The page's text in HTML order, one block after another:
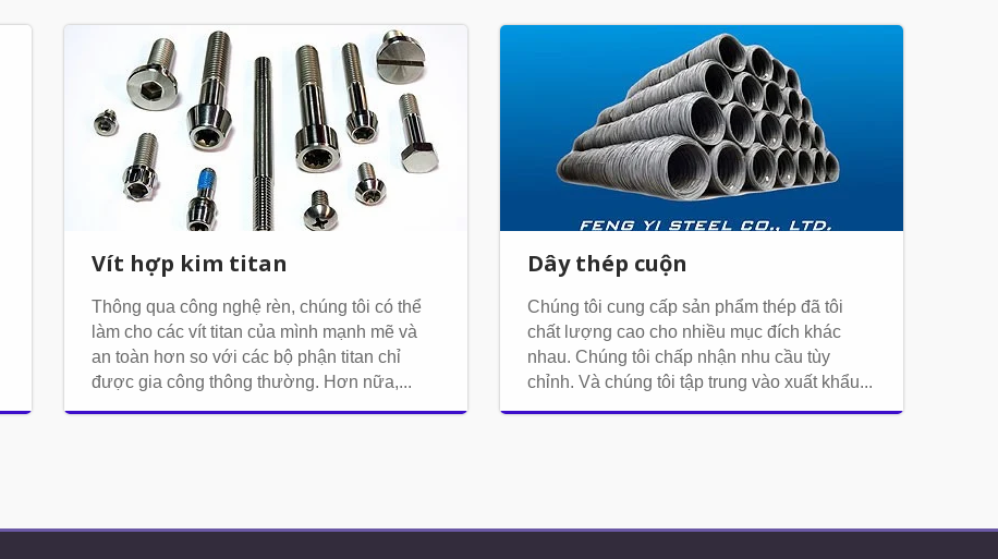
Vít hợp kim titan
Thông qua công nghệ rèn, chúng tôi có thể
làm cho các vít titan của mình mạnh mẽ và
an toàn hơn so với các bộ phận titan chỉ
được gia công thông thường. Hơn nữa,...
Dây thép cuộn
Chúng tôi cung cấp sản phẩm thép đã tôi
chất lượng cao cho nhiều mục đích khác
nhau. Chúng tôi chấp nhận nhu cầu tùy
chỉnh. Và chúng tôi tập trung vào xuất khẩu...